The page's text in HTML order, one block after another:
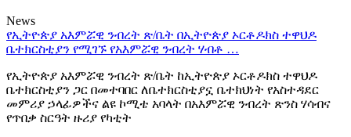
News
የኢትዮጵያ አእምሯዊ ንብረት ጽ/ቤት በኢትዮጵያ ኦርቶዶክስ ተዋህዶ
ቤተክርስቲያን የሚገኙ የአእምሯዊ ንብረት ሃብቶ …
የኢትዮጵያ አእምሯዊ ንብረት ጽ/ቤት ከኢትዮጵያ ኦርቶዶክስ ተዋህዶ
ቤተክርስቲያን ጋር በመተባበር ለቤተክርስቲያኗ ቤተክህነት የአስተዳደር
መምሪያ ኃላፊዎችና ልዩ ኮሚቴ አባላት በአእምሯዊ ንብረት ጽንስ ሃሳብና
የጥበቃ ስርዓት ዙሪያ የካቲት